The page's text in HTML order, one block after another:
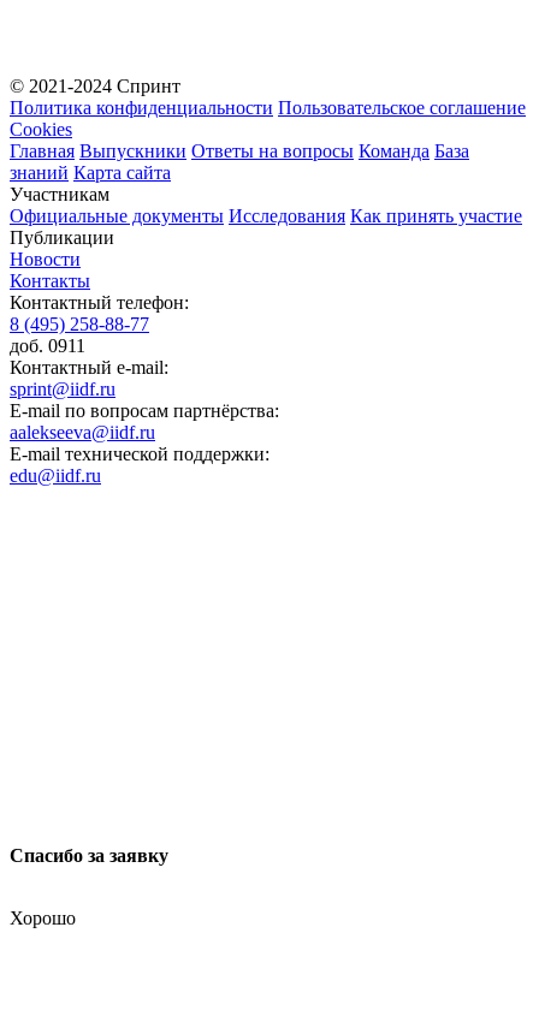
© 2021-2024 Спринт
Политика конфиденциальности Пользовательское соглашение
Cookies
Главная Выпускники Ответы на вопросы Команда База
знаний Карта сайта
Участникам
Официальные документы Исследования Как принять участие
Публикации
Новости
Контакты
Контактный телефон:
8 (495) 258-88-77
доб. 0911
Контактный e-mail:
sprint@iidf.ru
E-mail по вопросам партнёрства:
aalekseeva@iidf.ru
E-mail технической поддержки:
edu@iidf.ru
Спасибо за заявку
Хорошо